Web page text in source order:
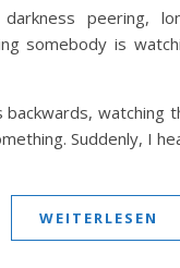
peering,
somebody is
watching
Suddenly, I
WEITERLESEN